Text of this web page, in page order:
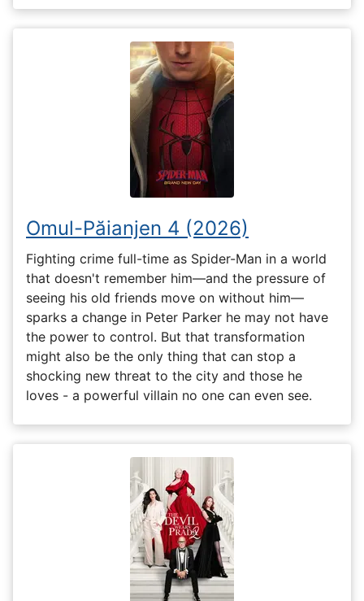
Omul-Păianjen 4 (2026)
Fighting crime full-time as Spider-Man in a world
that doesn't remember him—and the pressure of
seeing his old friends move on without him—
sparks a change in Peter Parker he may not have
the power to control. But that transformation
might also be the only thing that can stop a
shocking new threat to the city and those he
loves - a powerful villain no one can even see.